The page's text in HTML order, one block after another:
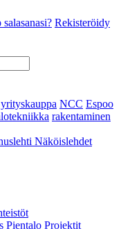
Rekisteröidy
yrityskauppa NCC Espoo
rakentaminen
Näköislehdet
Pientalo Projektit